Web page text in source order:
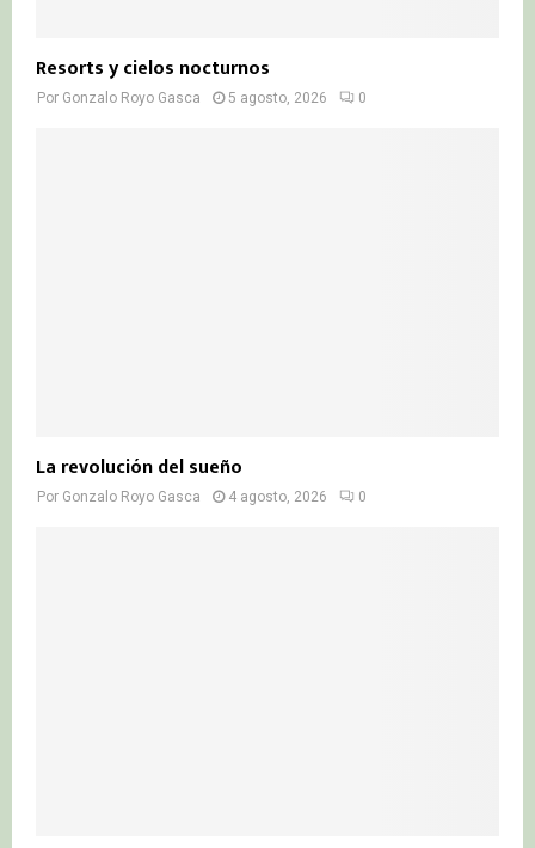
Resorts y cielos nocturnos
Por Gonzalo Royo Gasca 5 agosto, 2026 0
La revolución del sueño
Por Gonzalo Royo Gasca 4 agosto, 2026 0